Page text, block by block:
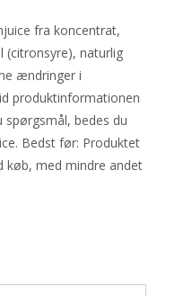
fra koncentrat,
(citronsyre), naturlig
ændringer i
produktinformationen
spørgsmål, bedes du
Bedst før: Produktet
køb, med mindre andet